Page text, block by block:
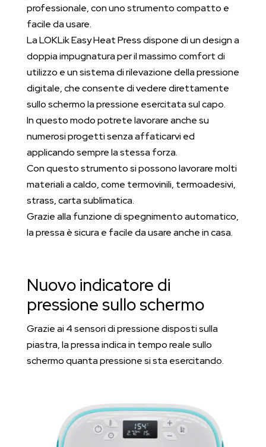
professionale, con uno strumento compatto e
facile da usare.
La LOKLik Easy Heat Press dispone di un design a
doppia impugnatura per il massimo comfort di
utilizzo e un sistema di rilevazione della pressione
digitale, che consente di vedere direttamente
sullo schermo la pressione esercitata sul capo.
In questo modo potrete lavorare anche su
numerosi progetti senza affaticarvi ed
applicando sempre la stessa forza.
Con questo strumento si possono lavorare molti
materiali a caldo, come termovinili, termoadesivi,
strass, carta sublimatica.
Grazie alla funzione di spegnimento automatico,
la pressa è sicura e facile da usare anche in casa.
Nuovo indicatore di
pressione sullo schermo
Grazie ai 4 sensori di pressione disposti sulla
piastra, la pressa indica in tempo reale sullo
schermo quanta pressione si sta esercitando.